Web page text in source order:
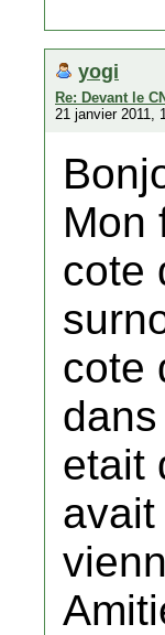
yogi
Re: Devant le
21 janvier 2011,
Mon
cote
cote
etait